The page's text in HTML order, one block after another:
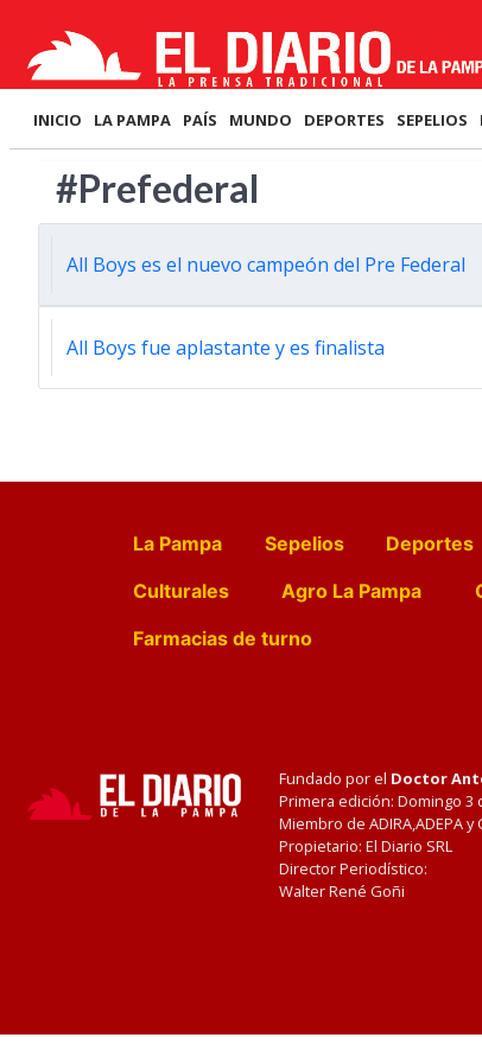
INICIO LA PAMPA PAÍS MUNDO DEPORTES SEPELIOS
#Prefederal
All Boys es el nuevo campeón del Pre Federal
All Boys fue aplastante y es finalista
La Pampa Sepelios Deportes
Culturales
Agro La Pampa
Farmacias de turno
Fundado por el Doctor
Primera edición: Domingo 3
Miembro de ADIRA,ADEPA y
Propietario: El Diario SRL
Director Periodístico:
Walter René Goñi